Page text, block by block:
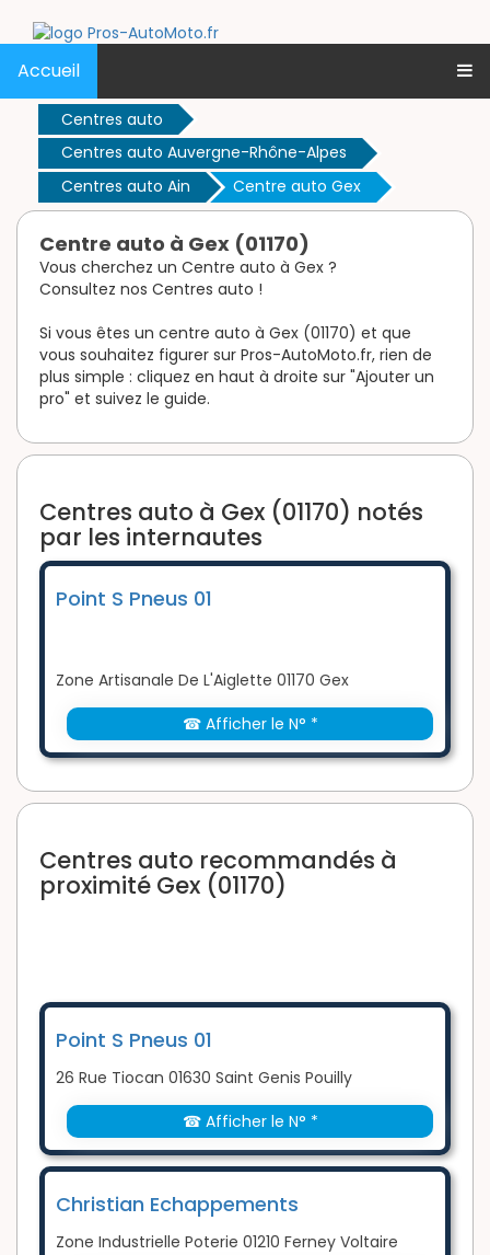
Accueil
Centres auto
Centres auto Auvergne-Rhône-Alpes
Centres auto Ain
Centre auto Gex
Centre auto à Gex (01170)
Vous cherchez un Centre auto à Gex ?
Consultez nos Centres auto !
Si vous êtes un centre auto à Gex (01170) et que
vous souhaitez figurer sur Pros-AutoMoto.fr, rien de
plus simple : cliquez en haut à droite sur "Ajouter un
pro" et suivez le guide.
Centres auto à Gex (01170) notés
par les internautes
Point S Pneus 01
Zone Artisanale De L'Aiglette 01170 Gex
☎ Afficher le N° *
Centres auto recommandés à
proximité Gex (01170)
Point S Pneus 01
26 Rue Tiocan 01630 Saint Genis Pouilly
☎ Afficher le N° *
Christian Echappements
Zone Industrielle Poterie 01210 Ferney Voltaire